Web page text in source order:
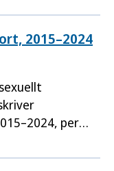
2015–2024
per